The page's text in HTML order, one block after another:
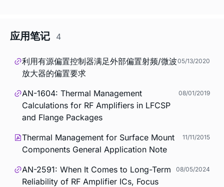
应用笔记 4
利用有源偏置控制器满足外部偏置射频/微波
放大器的偏置要求
05/13/2020
AN-1604: Thermal Management
Calculations for RF Amplifiers in LFCSP
and Flange Packages
08/01/2019
Thermal Management for Surface Mount
Components General Application Note
11/11/2015
AN-2591: When It Comes to Long-Term
Reliability of RF Amplifier ICs, Focus
08/05/2024